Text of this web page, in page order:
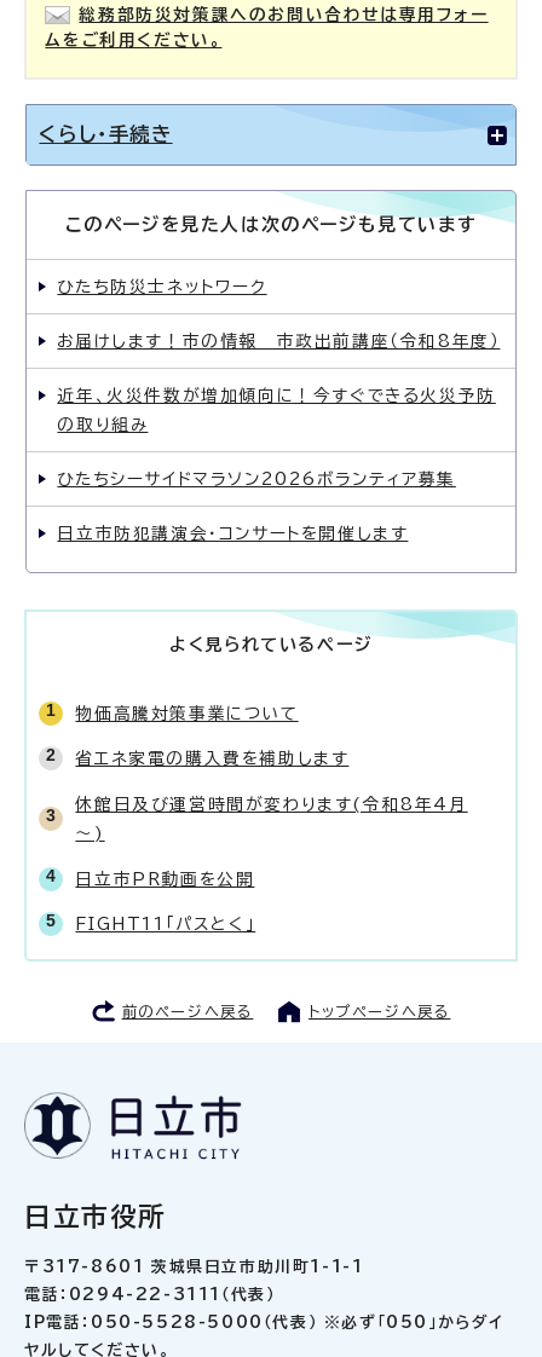
総務部防災対策課へのお問い合わせは専用フォー
ムをご利用ください。
くらし・手続き
このページを見た人は次のページも見ています
ひたち防災士ネットワーク
お届けします！市の情報 市政出前講座（令和8年度）
近年、火災件数が増加傾向に！今すぐできる火災予防
の取り組み
ひたちシーサイドマラソン2026ボランティア募集
日立市防犯講演会・コンサートを開催します
よく見られているページ
物価高騰対策事業について
省エネ家電の購入費を補助します
休館日及び運営時間が変わります(令和8年4月
～)
日立市PR動画を公開
FIGHT11「パスとく」
前のページへ戻る トップページへ戻る
日立市役所
〒317-8601 茨城県日立市助川町1-1-1
電話：0294-22-3111（代表）
IP電話：050-5528-5000（代表） ※必ず「050」からダイ
ヤルしてください。